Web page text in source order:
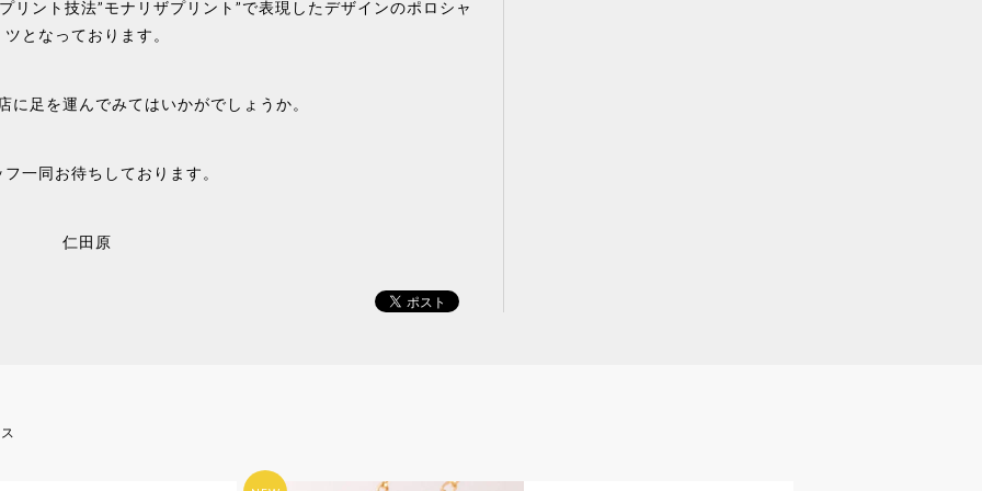
リント技法”モナリザプリント”で表現したデザインのポロシャ
ツとなっております。
に足を運んでみてはいかがでしょうか。
一同お待ちしております。
仁田原